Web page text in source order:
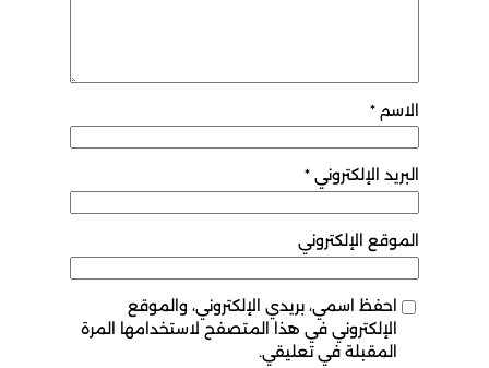
الاسم *
البريد الإلكتروني *
الموقع الإلكتروني
احفظ اسمي، بريدي الإلكتروني، والموقع
الإلكتروني في هذا المتصفح لاستخدامها المرة
المقبلة في تعليقي.